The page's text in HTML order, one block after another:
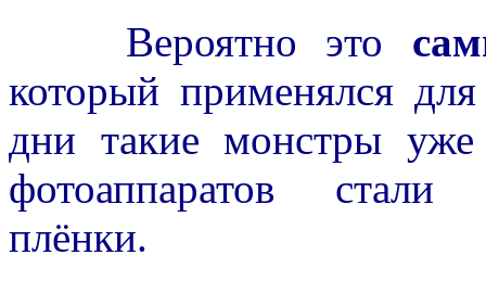
Вероятно это
который применялся
дни такие монстры
фотоаппаратов стали
плёнки.